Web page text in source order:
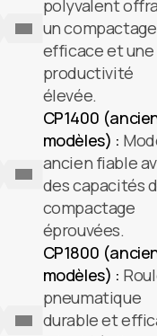
polyvalent
un compactage
efficace et une
productivité
élevée.
CP1400
modèles) :
ancien fiable
des capacités
compactage
éprouvées.
CP1800
modèles) :
pneumatique
durable et